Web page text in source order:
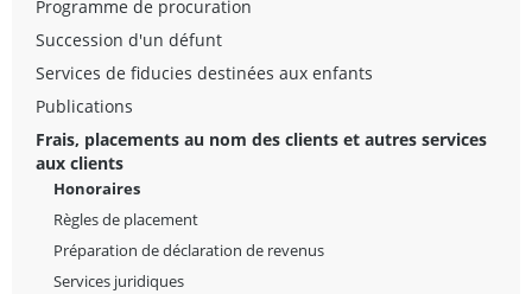
Programme de procuration
Succession d'un défunt
Services de fiducies destinées aux enfants
Publications
Frais, placements au nom des clients et autres services
aux clients
Honoraires
Règles de placement
Préparation de déclaration de revenus
Services juridiques